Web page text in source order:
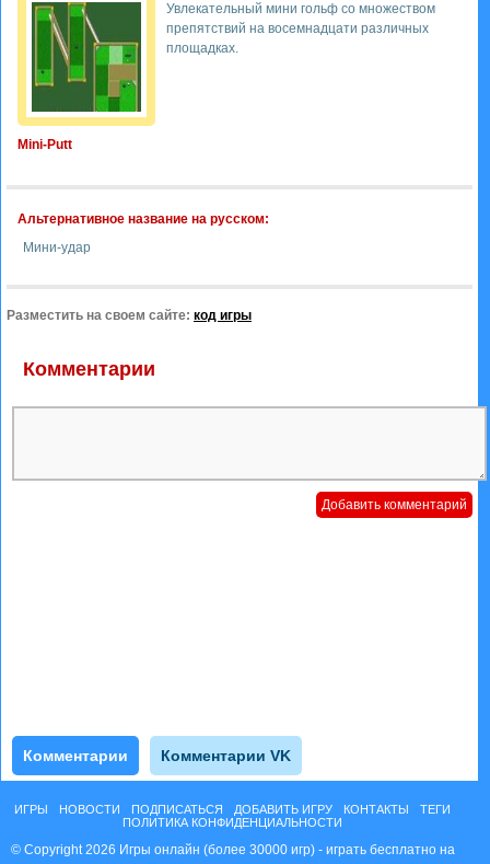
Mini-Putt
Увлекательный мини гольф со множеством
препятствий на восемнадцати различных
площадках.
Альтернативное название на русском:
Мини-удар
Разместить на своем сайте: код игры
Комментарии
Комментарии Комментарии VK
ИГРЫ НОВОСТИ ПОДПИСАТЬСЯ ДОБАВИТЬ ИГРУ КОНТАКТЫ
ТЕГИ
ПОЛИТИКА КОНФИДЕНЦИАЛЬНОСТИ
© Copyright 2026 Игры онлайн (более 30000 игр) - играть бесплатно на